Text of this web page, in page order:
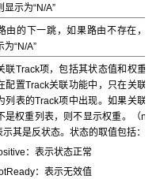
显示为“N/A”
由的下一跳，如果路由不存在，
为“N/A”
联Track项，包括其状态值和权重
配置Track关联功能中，只在关联
列表的Track项中出现。如果关联
是权重列表，则不显示权重。（n
示其是反状态。状态的取值包括：
：表示状态正常
：表示无效值